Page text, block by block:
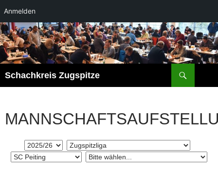
Anmelden
Zum
Inhalt
springen
Schachkreis Zugspitze